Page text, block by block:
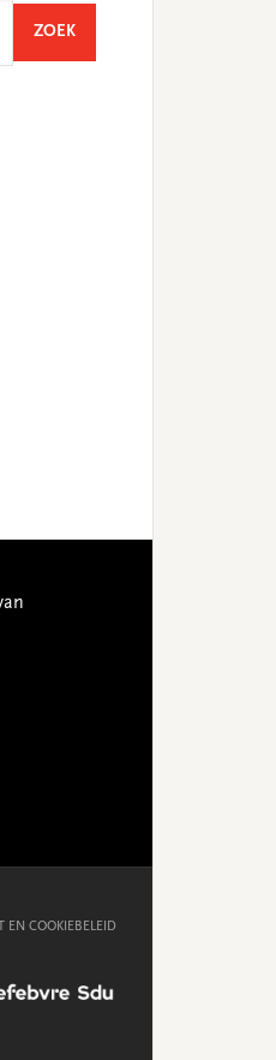
ZOEKSEARCH
EN COOKIEBELEID